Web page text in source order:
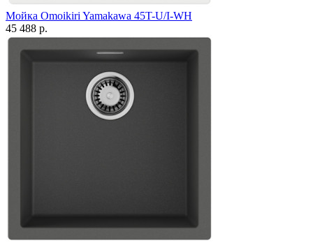
Мойка Omoikiri Yamakawa 45T-U/I-WH
45 488 р.